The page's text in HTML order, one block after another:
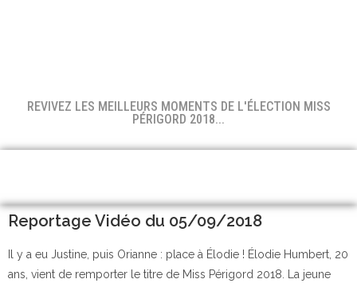
REVIVEZ LES MEILLEURS MOMENTS DE L'ÉLECTION MISS
PÉRIGORD 2018...
Reportage Vidéo du 05/09/2018
Il y a eu Justine, puis Orianne : place à Élodie ! Élodie Humbert, 20
ans, vient de remporter le titre de Miss Périgord 2018. La jeune